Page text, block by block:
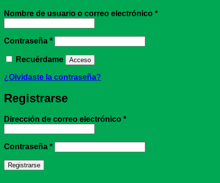
Nombre de usuario o correo electrónico *Obligatorio
Contraseña *Obligatorio
Recuérdame Acceso
¿Olvidaste la contraseña?
Registrarse
Dirección de correo electrónico *Obligatorio
Contraseña *Obligatorio
Registrarse